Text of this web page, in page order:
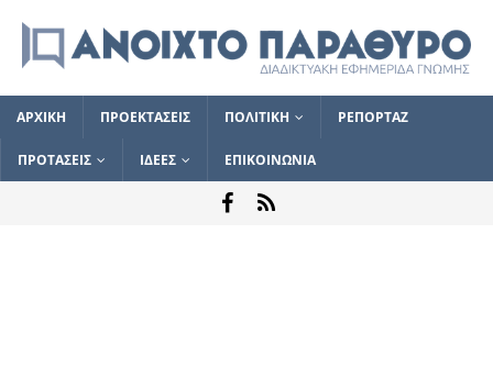
ΑΡΧΙΚΗ ΠΡΟΕΚΤΑΣΕΙΣ ΠΟΛΙΤΙΚΗ ΡΕΠΟΡΤΑΖ
ΠΡΟΤΑΣΕΙΣ ΙΔΕΕΣ ΕΠΙΚΟΙΝΩΝΙΑ